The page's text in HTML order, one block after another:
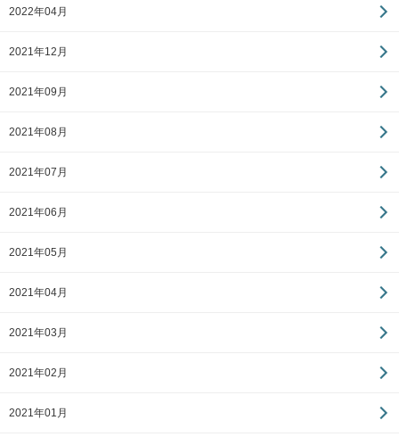
2022年04月
2021年12月
2021年09月
2021年08月
2021年07月
2021年06月
2021年05月
2021年04月
2021年03月
2021年02月
2021年01月